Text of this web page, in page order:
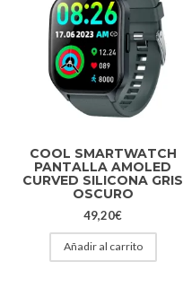
COOL SMARTWATCH
PANTALLA AMOLED
CURVED SILICONA GRIS
OSCURO
49,20€
Añadir al carrito